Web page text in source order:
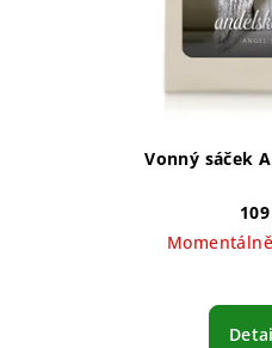
Vonný sáček